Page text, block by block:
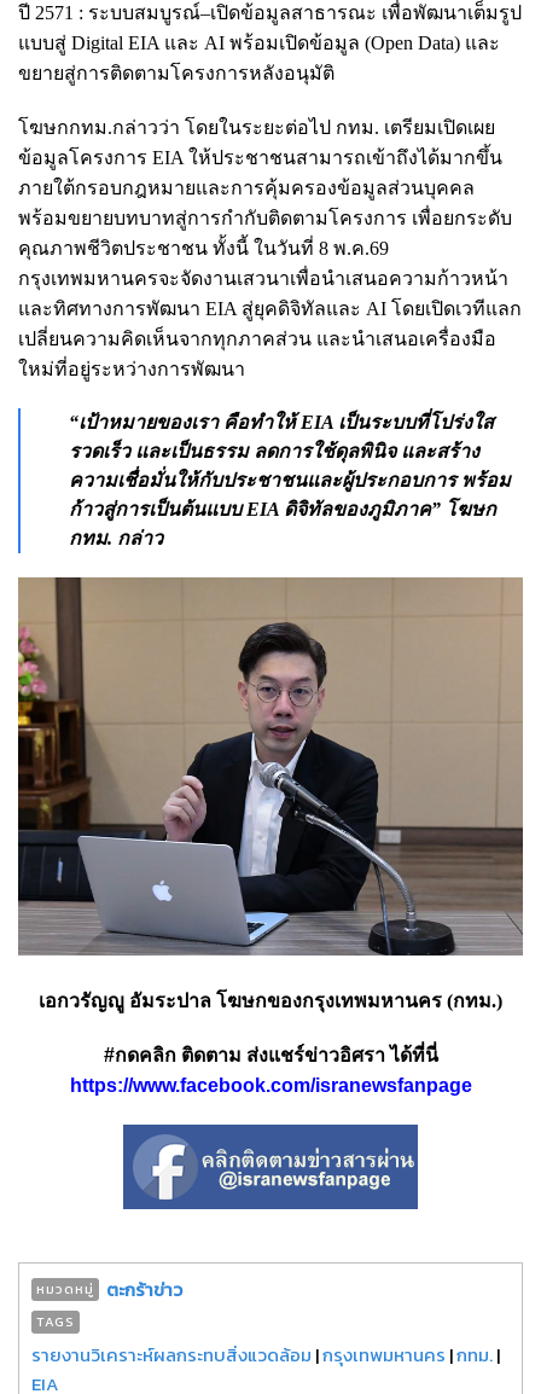
ปี 2571 : ระบบสมบูรณ์–เปิดข้อมูลสาธารณะ เพื่อพัฒนาเต็มรูป
แบบสู่ Digital EIA และ AI พร้อมเปิดข้อมูล (Open Data) และ
ขยายสู่การติดตามโครงการหลังอนุมัติ
โฆษกกทม.กล่าวว่า โดยในระยะต่อไป กทม. เตรียมเปิดเผย
ข้อมูลโครงการ EIA ให้ประชาชนสามารถเข้าถึงได้มากขึ้น
ภายใต้กรอบกฎหมายและการคุ้มครองข้อมูลส่วนบุคคล
พร้อมขยายบทบาทสู่การกำกับติดตามโครงการ เพื่อยกระดับ
คุณภาพชีวิตประชาชน ทั้งนี้ ในวันที่ 8 พ.ค.69
กรุงเทพมหานครจะจัดงานเสวนาเพื่อนำเสนอความก้าวหน้า
และทิศทางการพัฒนา EIA สู่ยุคดิจิทัลและ AI โดยเปิดเวทีแลก
เปลี่ยนความคิดเห็นจากทุกภาคส่วน และนำเสนอเครื่องมือ
ใหม่ที่อยู่ระหว่างการพัฒนา
“เป้าหมายของเรา คือทำให้ EIA เป็นระบบที่โปร่งใส
รวดเร็ว และเป็นธรรม ลดการใช้ดุลพินิจ และสร้าง
ความเชื่อมั่นให้กับประชาชนและผู้ประกอบการ พร้อม
ก้าวสู่การเป็นต้นแบบ EIA ดิจิทัลของภูมิภาค” โฆษก
กทม. กล่าว
เอกวรัญญู อัมระปาล โฆษกของกรุงเทพมหานคร (กทม.)
#กดคลิก ติดตาม ส่งแชร์ข่าวอิศรา ได้ที่นี่
https://www.facebook.com/isranewsfanpage
หมวดหมู่ ตะกร้าข่าว
TAGS
รายงานวิเคราะห์ผลกระทบสิ่งแวดล้อม |กรุงเทพมหานคร |กทม.|
EIA